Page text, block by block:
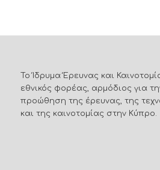
Το Ίδρυμα Έρευνας και
εθνικός φορέας, αρμόδιος για
προώθηση της έρευνας, της
και της καινοτομίας στην Κύπρο.